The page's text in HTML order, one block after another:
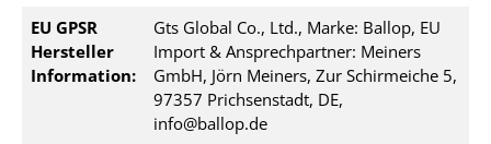
EU GPSR
Hersteller
Information:
Gts Global Co., Ltd., Marke: Ballop, EU
Import & Ansprechpartner: Meiners
GmbH, Jörn Meiners, Zur Schirmeiche 5,
97357 Prichsenstadt, DE,
info@ballop.de